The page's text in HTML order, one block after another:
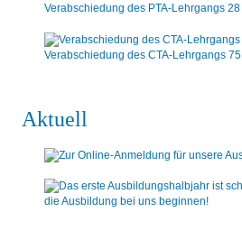
Verabschiedung des PTA-Lehrgangs 28
Verabschiedung des CTA-Lehrgangs 75
Aktuell